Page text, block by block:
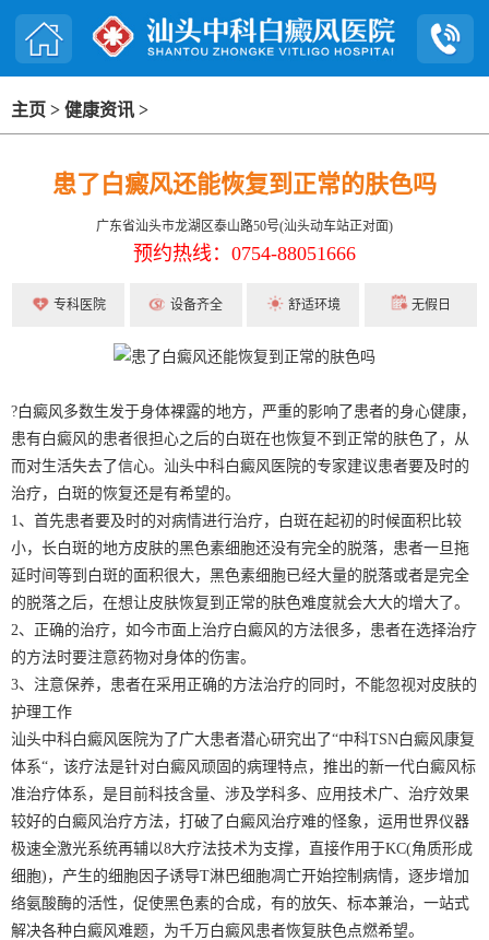
主页 > 健康资讯 >
患了白癜风还能恢复到正常的肤色吗
广东省汕头市龙湖区泰山路50号(汕头动车站正对面)
预约热线：0754-88051666
专科医院 设备齐全 舒适环境 无假日
?白癜风多数生发于身体裸露的地方，严重的影响了患者的身心健康，
患有白癜风的患者很担心之后的白斑在也恢复不到正常的肤色了，从
而对生活失去了信心。汕头中科白癜风医院的专家建议患者要及时的
治疗，白斑的恢复还是有希望的。
1、首先患者要及时的对病情进行治疗，白斑在起初的时候面积比较
小，长白斑的地方皮肤的黑色素细胞还没有完全的脱落，患者一旦拖
延时间等到白斑的面积很大，黑色素细胞已经大量的脱落或者是完全
的脱落之后，在想让皮肤恢复到正常的肤色难度就会大大的增大了。
2、正确的治疗，如今市面上治疗白癜风的方法很多，患者在选择治疗
的方法时要注意药物对身体的伤害。
3、注意保养，患者在采用正确的方法治疗的同时，不能忽视对皮肤的
护理工作
汕头中科白癜风医院为了广大患者潜心研究出了“中科TSN白癜风康复
体系“，该疗法是针对白癜风顽固的病理特点，推出的新一代白癜风标
准治疗体系，是目前科技含量、涉及学科多、应用技术广、治疗效果
较好的白癜风治疗方法，打破了白癜风治疗难的怪象，运用世界仪器
极速全激光系统再辅以8大疗法技术为支撑，直接作用于KC(角质形成
细胞)，产生的细胞因子诱导T淋巴细胞凋亡开始控制病情，逐步增加
络氨酸酶的活性，促使黑色素的合成，有的放矢、标本兼治，一站式
解决各种白癜风难题，为千万白癜风患者恢复肤色点燃希望。